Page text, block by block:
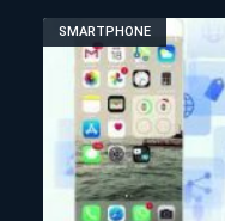
SMARTPHONE